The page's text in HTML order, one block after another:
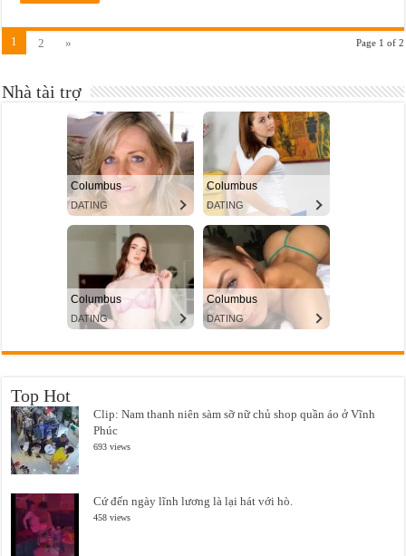
Page 1 of 2
1 2 »
Nhà tài trợ
Top Hot
Clip: Nam thanh niên sàm sỡ nữ chủ shop quần áo ở Vĩnh
Phúc
693 views
Cứ đến ngày lĩnh lương là lại hát với hò.
458 views